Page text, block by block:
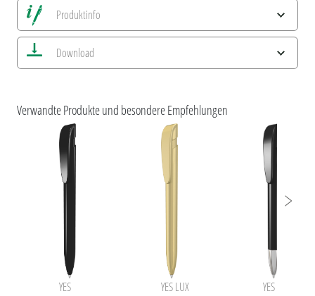
Produktinfo
Alle Ansichten speichern
Aktuelles Bild speichern
Information Druckposition
Download
Verwandte Produkte und besondere Empfehlungen
YES YES LUX YES SI